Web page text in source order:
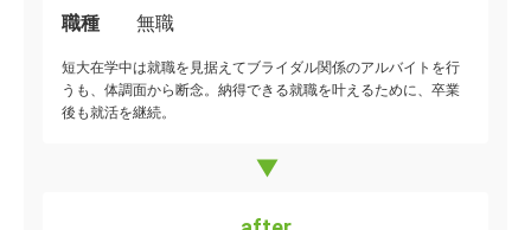
職種 無職
短大在学中は就職を見据えてブライダル関係のアルバイトを行
うも、体調面から断念。納得できる就職を叶えるために、卒業
後も就活を継続。